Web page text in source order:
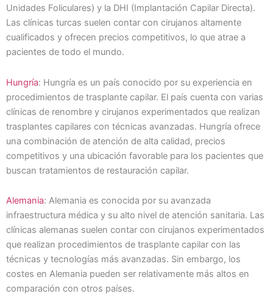
Unidades Foliculares) y la DHI (Implantación Capilar Directa).
Las clínicas turcas suelen contar con cirujanos altamente
cualificados y ofrecen precios competitivos, lo que atrae a
pacientes de todo el mundo.
Hungría: Hungría es un país conocido por su experiencia en
procedimientos de trasplante capilar. El país cuenta con varias
clínicas de renombre y cirujanos experimentados que realizan
trasplantes capilares con técnicas avanzadas. Hungría ofrece
una combinación de atención de alta calidad, precios
competitivos y una ubicación favorable para los pacientes que
buscan tratamientos de restauración capilar.
Alemania: Alemania es conocida por su avanzada
infraestructura médica y su alto nivel de atención sanitaria. Las
clínicas alemanas suelen contar con cirujanos experimentados
que realizan procedimientos de trasplante capilar con las
técnicas y tecnologías más avanzadas. Sin embargo, los
costes en Alemania pueden ser relativamente más altos en
comparación con otros países.